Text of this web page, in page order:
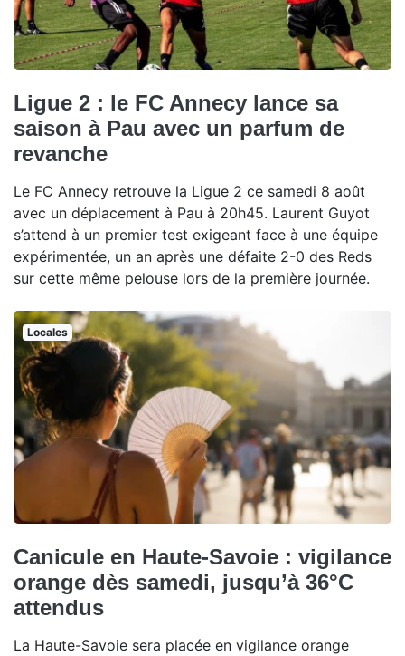
Ligue 2 : le FC Annecy lance sa
saison à Pau avec un parfum de
revanche
Le FC Annecy retrouve la Ligue 2 ce samedi 8 août
avec un déplacement à Pau à 20h45. Laurent Guyot
s’attend à un premier test exigeant face à une équipe
expérimentée, un an après une défaite 2-0 des Reds
sur cette même pelouse lors de la première journée.
Locales
Canicule en Haute-Savoie : vigilance
orange dès samedi, jusqu’à 36°C
attendus
La Haute-Savoie sera placée en vigilance orange